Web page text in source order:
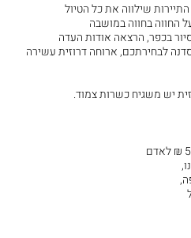
שילווה את כל הטיול
החווה בחווה במושבה
בכפר, הרצאה אודות העדה
לבחירתכם, ארוחה דרוזית עשירה
יש משגיח כשרות צמוד.